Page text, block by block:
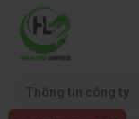
Thông tin công ty